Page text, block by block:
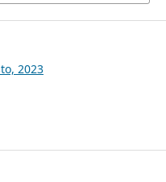
2023